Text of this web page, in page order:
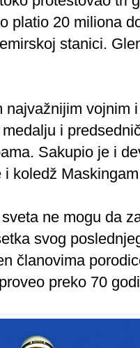
platio 20 miliona
stanici.
najvažnijim vojnim
i
Sakupio je i
i koledž
ne mogu da
svog
članovima
preko 70